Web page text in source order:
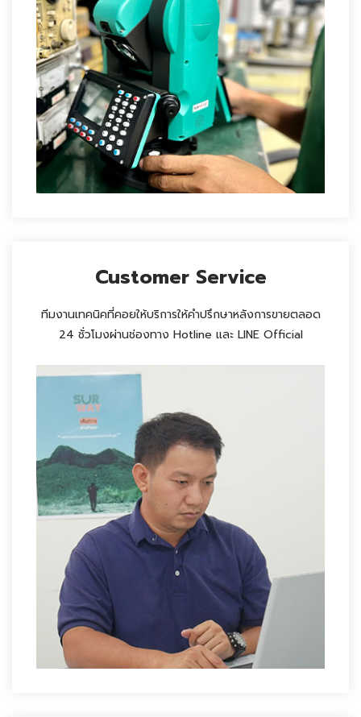
Customer Service
ทีมงานเทคนิคที่คอยให้บริการให้คำปรึกษาหลังการขายตลอด
24 ชั่วโมงผ่านช่องทาง Hotline และ LINE Official